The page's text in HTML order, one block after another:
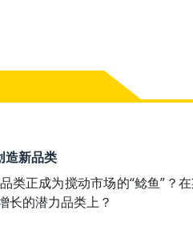
造新品类
类正成为搅动市场的“鲶鱼”？
长的潜力品类上？